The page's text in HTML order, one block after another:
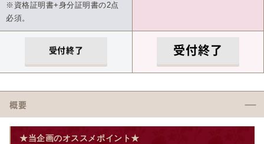
※資格証明書+身分証明書の2点
必須。
受付終了 受付終了
概要
★当企画のオススメポイント★